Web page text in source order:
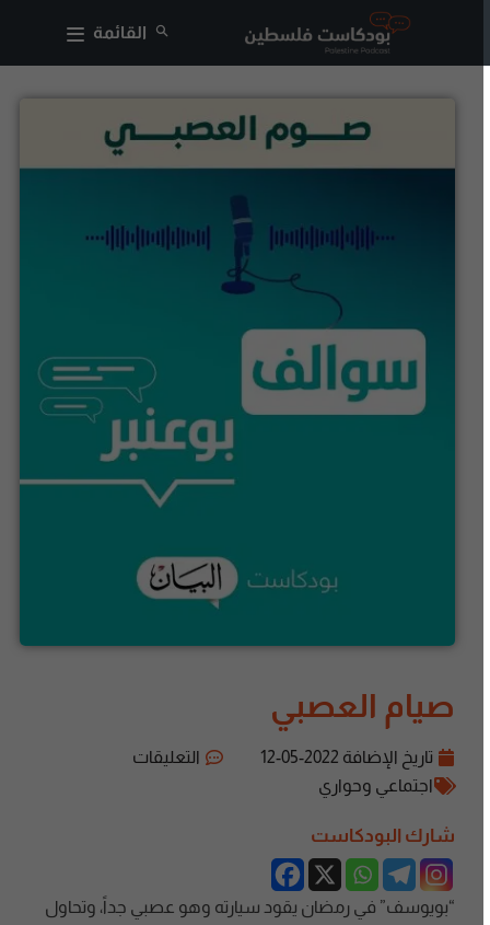
القائمة
صيام العصبي
تاريخ الإضافة2022-05-12
التعليقات
اجتماعي وحواري
شارك البودكاست
“بويوسف” في رمضان يقود سيارته وهو عصبي جداً، وتحاول